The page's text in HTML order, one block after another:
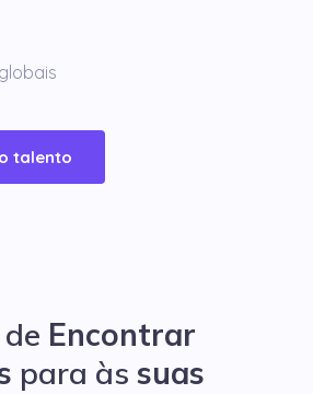
talento
Encontrar
para às suas